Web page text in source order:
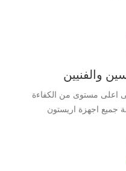
والفنيين
اعلى مستوى من الكفاءة
جميع اجهزة اريستون